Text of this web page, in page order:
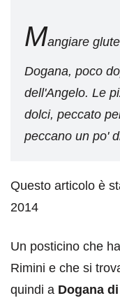
Mangiare
Dogana, poco
dell'Angelo. Le
dolci, peccato
peccano un po'
Questo articolo è
2014
Un posticino che
Rimini e che si
quindi a Dogana